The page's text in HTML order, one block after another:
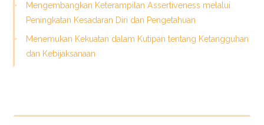
Mengembangkan Keterampilan Assertiveness melalui
Peningkatan Kesadaran Diri dan Pengetahuan
Menemukan Kekuatan dalam Kutipan tentang Ketangguhan
dan Kebijaksanaan